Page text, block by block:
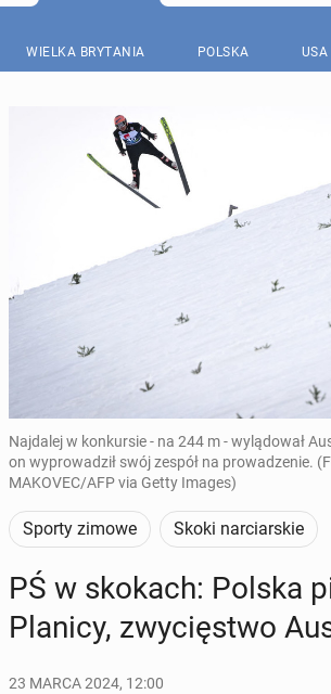
WIELKA BRYTANIA POLSKA USA
Najdalej w konkursie - na 244 m - wylądował
on wyprowadził swój zespół na prowadzenie.
MAKOVEC/AFP via Getty Images)
Sporty zimowe Skoki narciarskie
PŚ w skokach: Polska
Planicy, zwy­cię­stwo
23 MARCA 2024, 12:00